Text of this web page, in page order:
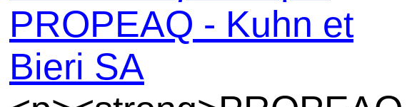
PROPEAQ - Kuhn et
Bieri SA